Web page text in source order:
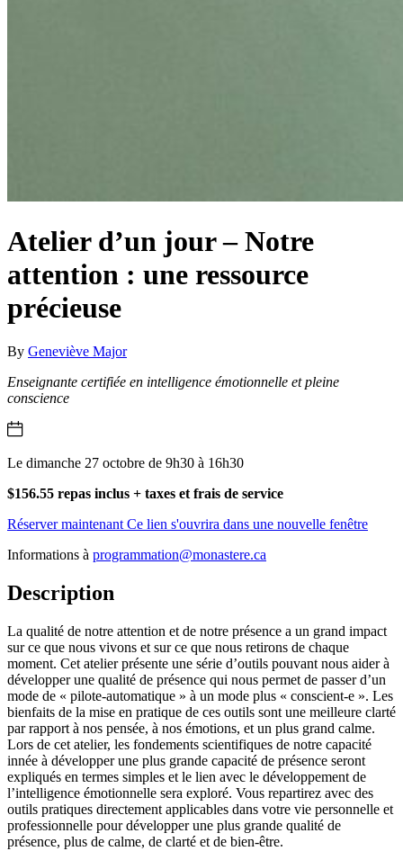
Atelier d’un jour – Notre
attention : une ressource
précieuse
By Geneviève Major
Enseignante certifiée en intelligence émotionnelle et pleine
conscience
Le dimanche 27 octobre de 9h30 à 16h30
$156.55 repas inclus + taxes et frais de service
Réserver maintenant Ce lien s'ouvrira dans une nouvelle fenêtre
Informations à programmation@monastere.ca
Description
La qualité de notre attention et de notre présence a un grand impact
sur ce que nous vivons et sur ce que nous retirons de chaque
moment. Cet atelier présente une série d’outils pouvant nous aider à
développer une qualité de présence qui nous permet de passer d’un
mode de « pilote-automatique » à un mode plus « conscient-e ». Les
bienfaits de la mise en pratique de ces outils sont une meilleure clarté
par rapport à nos pensée, à nos émotions, et un plus grand calme.
Lors de cet atelier, les fondements scientifiques de notre capacité
innée à développer une plus grande capacité de présence seront
expliqués en termes simples et le lien avec le développement de
l’intelligence émotionnelle sera exploré. Vous repartirez avec des
outils pratiques directement applicables dans votre vie personnelle et
professionnelle pour développer une plus grande qualité de
présence, plus de calme, de clarté et de bien-être.